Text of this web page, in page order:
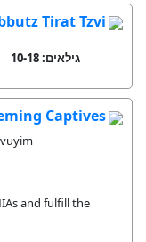
Tirat Tzvi
גילאים: 10-18
Captives
and fulfill the